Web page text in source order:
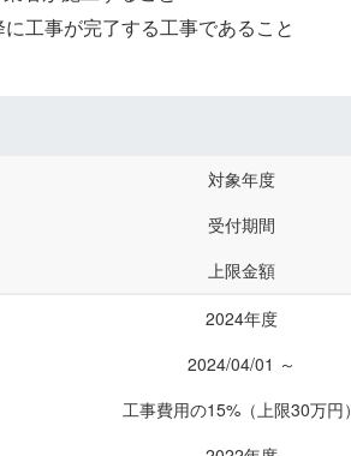
工事が完了する工事であること
対象年度
受付期間
上限金額
2024年度
2024/04/01 ～
工事費用の15%（上限30万円）